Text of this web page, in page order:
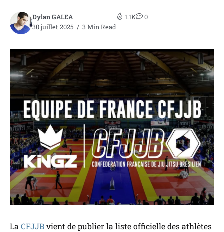
Dylan GALEA
30 juillet 2025
3 Min Read
1.1K 0
La CFJJBvient de publier la liste officielle des athlètes